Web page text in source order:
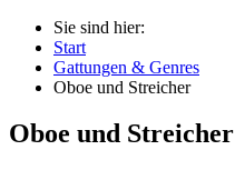
Sie sind hier:
Start
Gattungen & Genres
Oboe und Streicher
Oboe und Streicher